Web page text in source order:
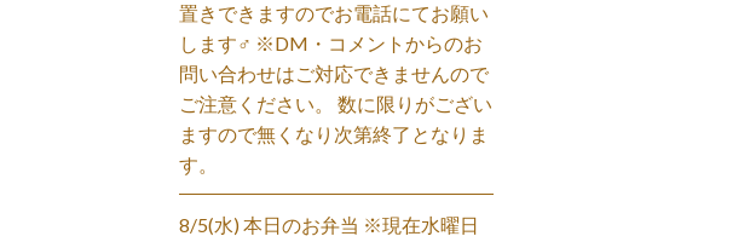
置きできますのでお電話にてお願い
します‍♂️ ※DM・コメントからのお
問い合わせはご対応できませんので
ご注意ください。 数に限りがござい
ますので無くなり次第終了となりま
す。
8/5(水) 本日のお弁当 ※現在水曜日